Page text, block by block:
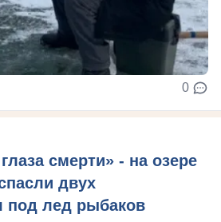
0
смерти» - на озере
двух
под лед рыбаков